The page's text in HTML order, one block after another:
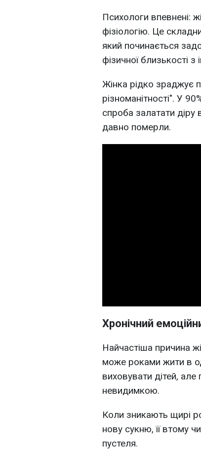
Психологи впевнені:
фізіологію. Це
який починається
фізичної близькості з
Жінка рідко зраджує
різноманітності". У
спроба залатати діру
давно померли.
Хронічний
Найчастіша причина
може роками жити в
виховувати дітей,
невидимкою.
Коли зникають щирі
нову сукню, її втому
пустеля.